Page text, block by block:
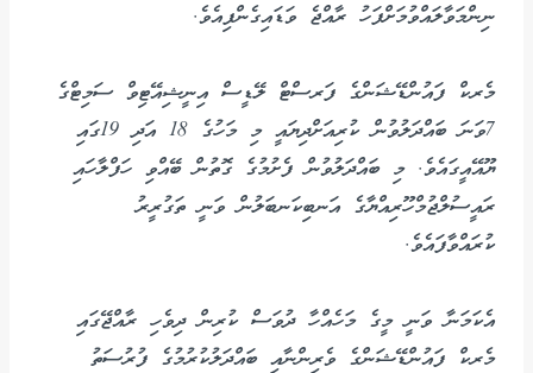
ނިންމަވާލައްވުމަށްފަހު ރާއްޖެ ވަޑައިގެންފިއެވެ.
މެރކް ފައުންޑޭޝަންގެ ފަރސްޓް ލޭޑީސް އިނީޝިއޭޓިވް ސަމިޓްގެ
7ވަނަ ބައްދަލުވުން ކުރިއަށްދިޔައީ މި މަހުގެ 18 އަދި 19ގައި
ޔޫއޭއީގައެވެ. މި ބައްދަލުވުން ފެށުމުގެ ގޮތުން ބޭއްވި ހަފްލާހައި
ރައީސުލްޖުމްހޫރިއްޔާގެ އަނބިކަނބަލުން ވަނީ ތަގުރީރު
ކުރައްވާފައެވެ.
އެކަމަނާ ވަނީ މީގެ މަހެއްހާ ދުވަސް ކުރިން ދިވެހި ރާއްޖޭގައި
މެރކް ފައުންޑޭޝަންގެ ވެރިންނާއި ބައްދަލުކުރުމުގެ ފުރުސަތު